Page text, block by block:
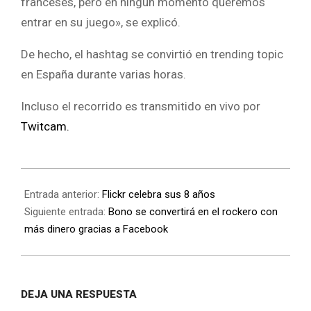
entrar en su juego», se explicó.
De hecho, el hashtag se convirtió en trending topic
en España durante varias horas.
Incluso el recorrido es transmitido en vivo por
Twitcam.
Entrada anterior: Flickr celebra sus 8 años
Siguiente entrada: Bono se convertirá en el rockero con
más dinero gracias a Facebook
DEJA UNA RESPUESTA